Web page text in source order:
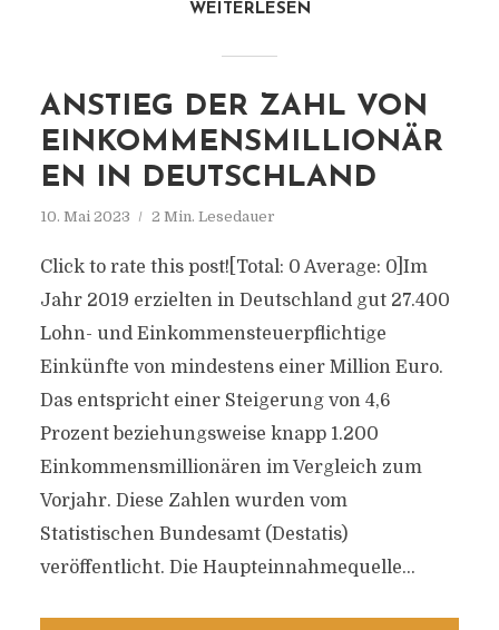
WEITERLESEN
ANSTIEG DER ZAHL VON
EINKOMMENSMILLIONÄR
EN IN DEUTSCHLAND
10. Mai 2023 2 Min. Lesedauer
Click to rate this post![Total: 0 Average: 0]Im
Jahr 2019 erzielten in Deutschland gut 27.400
Lohn- und Einkommensteuerpflichtige
Einkünfte von mindestens einer Million Euro.
Das entspricht einer Steigerung von 4,6
Prozent beziehungsweise knapp 1.200
Einkommensmillionären im Vergleich zum
Vorjahr. Diese Zahlen wurden vom
Statistischen Bundesamt (Destatis)
veröffentlicht. Die Haupteinnahmequelle...